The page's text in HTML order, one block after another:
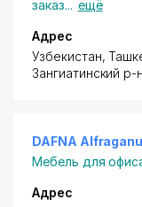
заказ... ещё
Адрес
Узбекистан,
Зангиатинский
DAFNA
Мебель для
Адрес